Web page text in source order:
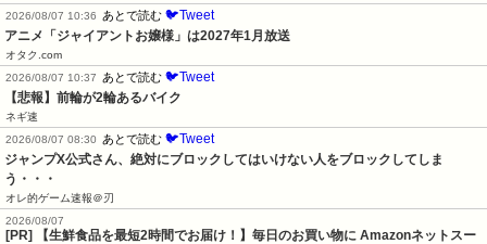
2026/08/07 10:36
あとで読む 🐦Tweet
アニメ「ジャイアントお嬢様」は2027年1月放送
オタク.com
2026/08/07 10:37
あとで読む 🐦Tweet
【悲報】前輪が2輪あるバイク
ネギ速
2026/08/07 08:30
あとで読む 🐦Tweet
ジャンプX公式さん、絶対にブロックしてはいけない人をブロックしてしま
う・・・
オレ的ゲーム速報＠刃
2026/08/07
[PR] 【生鮮食品を最短2時間でお届け！】毎日のお買い物に Amazonネットスー